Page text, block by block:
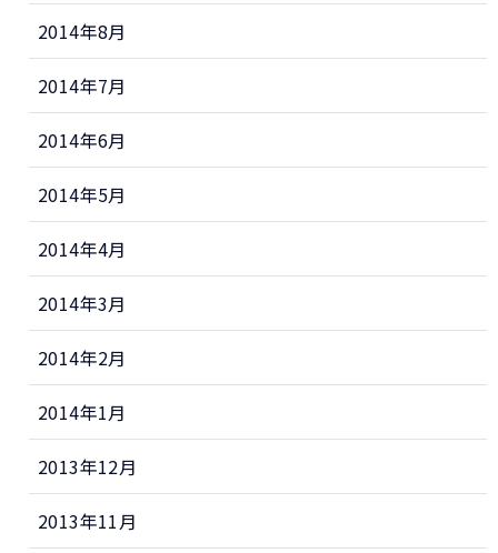
2014年8月
2014年7月
2014年6月
2014年5月
2014年4月
2014年3月
2014年2月
2014年1月
2013年12月
2013年11月